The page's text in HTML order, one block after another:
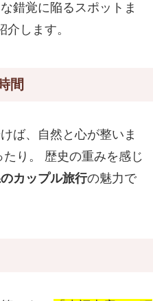
錯覚に陥るスポットま
します。
間
ば、自然と心が整いま
り。 歴史の重みを感じ
カップル旅行の魅力で